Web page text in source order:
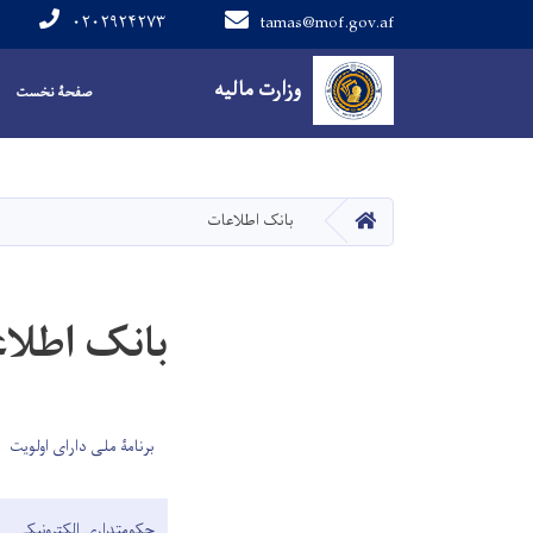
وزارت مالیه
tamas@mof.gov.af ۰۲۰۲۹۲۴۲۷۳
Main navigation
صفحۀ نخست
صفحه اصلیبانک اطلاعات
بانک
برنامۀ ملی دارای اولویت